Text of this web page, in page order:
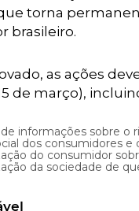
torna
brasileiro.
as ações
de março),
informações sobre o
dos consumidores e
do consumidor
da sociedade de